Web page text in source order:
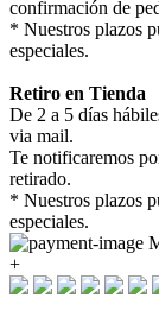
confirmación de
* Nuestros plazos
especiales.
Retiro en Tienda
De 2 a 5 días
via mail.
Te notificaremos
retirado.
* Nuestros plazos
especiales.
+